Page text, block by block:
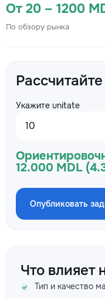
От 20 – 1200
По обзору рынка
Укажите unitate
12.000 MDL
Опубликовать
Что влияет
Тип и качество